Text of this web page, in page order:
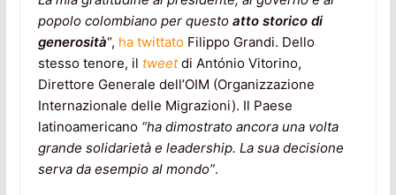
popolo colombiano per questo atto storico di
generosità“, ha twittatoFilippo Grandi. Dello
stesso tenore, il tweetdi António Vitorino,
Direttore Generale dell’OIM (Organizzazione
Internazionale delle Migrazioni). Il Paese
latinoamericano “ha dimostrato ancora una volta
grande solidarietà e leadership. La sua decisione
serva da esempio al mondo”.